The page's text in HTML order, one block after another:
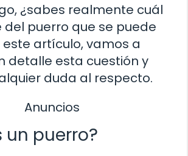
¿sabes realmente cuál
del puerro que se puede
este artículo, vamos a
detalle esta cuestión y
duda al respecto.
Anuncios
un puerro?